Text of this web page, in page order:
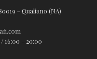
– Qualiano (NA)
16:00 – 20:00